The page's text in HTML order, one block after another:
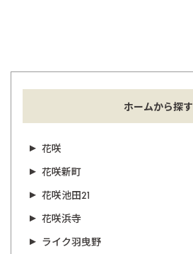
ホームから探す
花咲
花咲新町
花咲池田21
花咲浜寺
ライク羽曳野